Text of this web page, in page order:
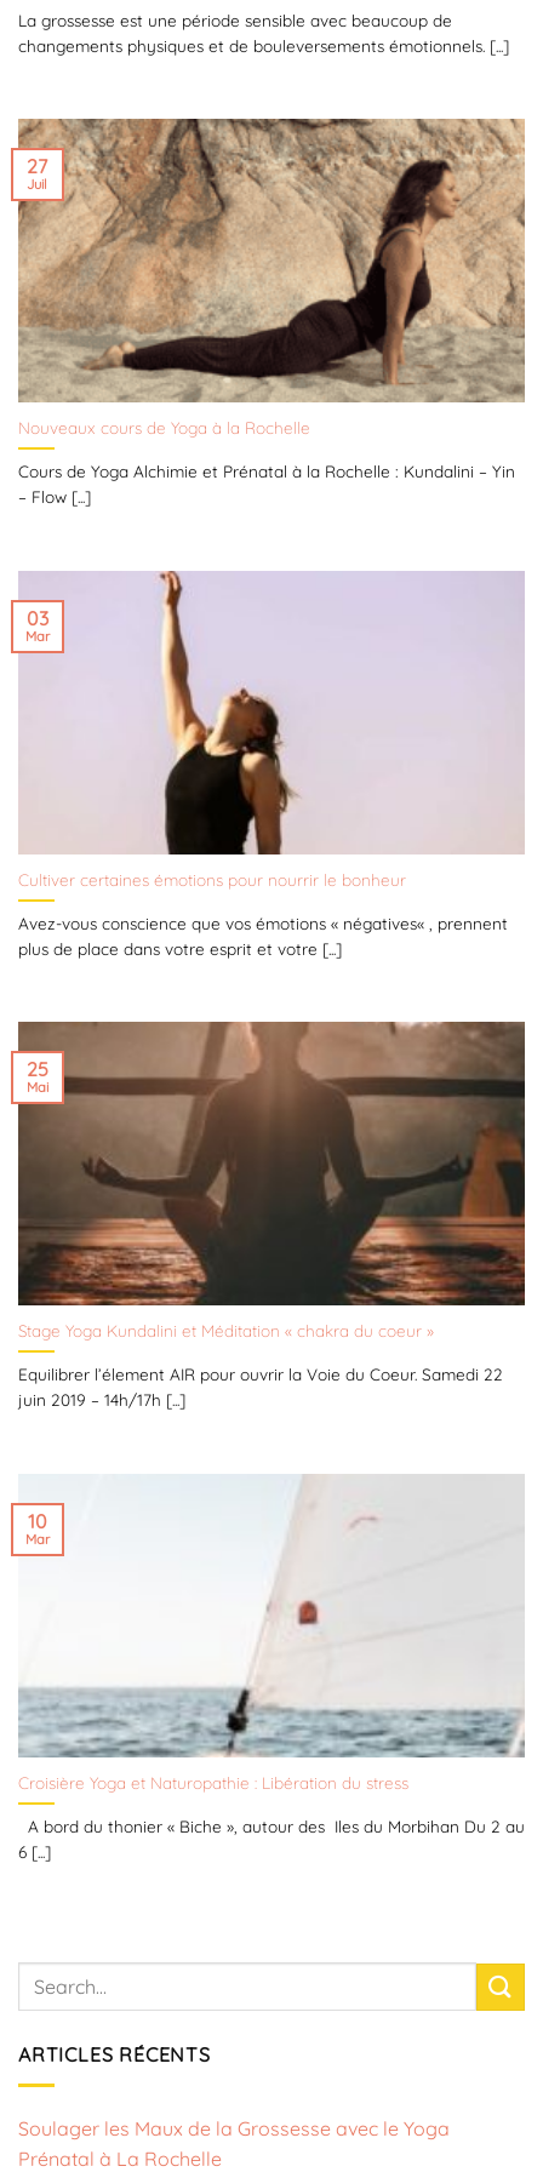
La grossesse est une période sensible avec beaucoup de
changements physiques et de bouleversements émotionnels. [...]
Nouveaux cours de Yoga à la Rochelle
Cours de Yoga Alchimie et Prénatal à la Rochelle : Kundalini – Yin
– Flow [...]
27
Juil
Cultiver certaines émotions pour nourrir le bonheur
Avez-vous conscience que vos émotions « négatives« , prennent
plus de place dans votre esprit et votre [...]
03
Mar
Stage Yoga Kundalini et Méditation « chakra du coeur »
Equilibrer l’élement AIR pour ouvrir la Voie du Coeur. Samedi 22
juin 2019 – 14h/17h [...]
25
Mai
Croisière Yoga et Naturopathie : Libération du stress
A bord du thonier « Biche », autour des Iles du Morbihan Du 2 au
6 [...]
10
Mar
ARTICLES RÉCENTS
Soulager les Maux de la Grossesse avec le Yoga
Prénatal à La Rochelle